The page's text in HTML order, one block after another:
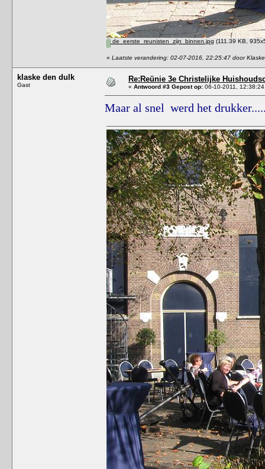
de_eerste_reunisten_zijn_binnen.jpg (111.39 KB,
« Laatste verandering: 02-07-2016, 22:25:47 door
klaske den dulk
Gast
Re:Reünie 3e Christelijke
« Antwoord #3 Gepost op: 06-10-2011,
Maar al snel werd het